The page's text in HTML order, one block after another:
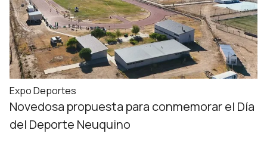
Expo Deportes
Novedosa propuesta para conmemorar el Día
del Deporte Neuquino